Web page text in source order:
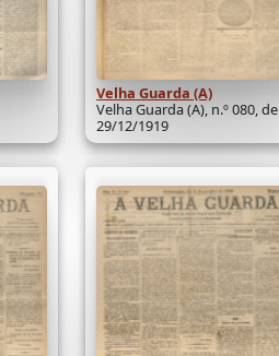
Velha Guarda (A)
Velha Guarda (A), n.º 080, de
29/12/1919